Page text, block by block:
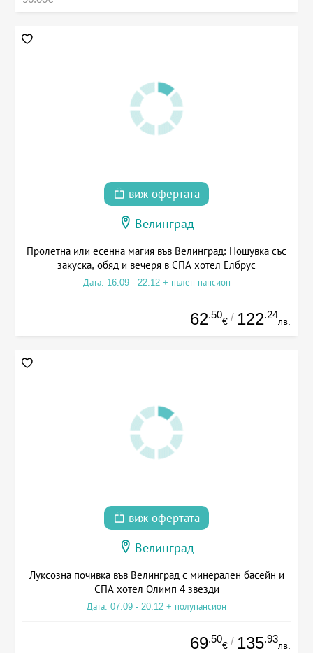
виж офертата
Велинград
Пролетна или есенна магия във Велинград: Нощувка със
закуска, обяд и вечеря в СПА хотел Елбрус
Дата: 16.09 - 22.12 + пълен пансион
62.50
€ / 122.24
лв.
виж офертата
Велинград
Луксозна почивка във Велинград с минерален басейн и
СПА хотел Олимп 4 звезди
Дата: 07.09 - 20.12 + полупансион
69.50
€ / 135.93
лв.